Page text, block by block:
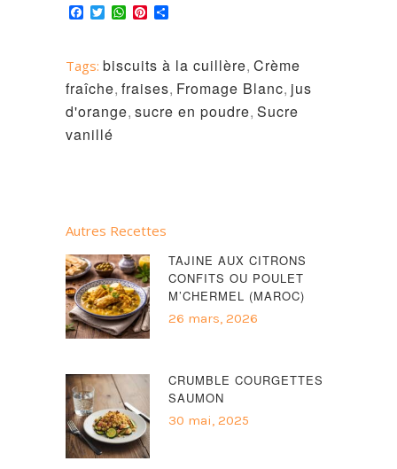
Facebook
TwitterWhatsApp
Pinterest
Tags: biscuits à la cuillère, Crème
fraîche, fraises, Fromage Blanc, jus
d'orange, sucre en poudre, Sucre
vanillé
Autres Recettes
TAJINE AUX CITRONS
CONFITS OU POULET
M’CHERMEL (MAROC)
26 mars, 2026
CRUMBLE COURGETTES
SAUMON
30 mai, 2025